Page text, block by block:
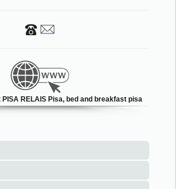
RELAIS Pisa, bed and breakfast pisa